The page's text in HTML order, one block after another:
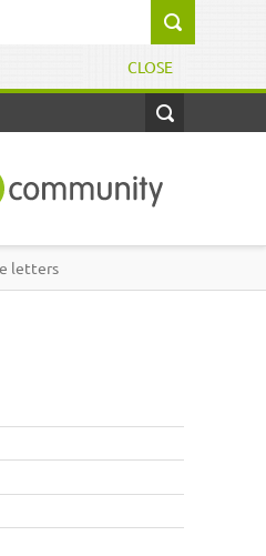
CLOSE
letters